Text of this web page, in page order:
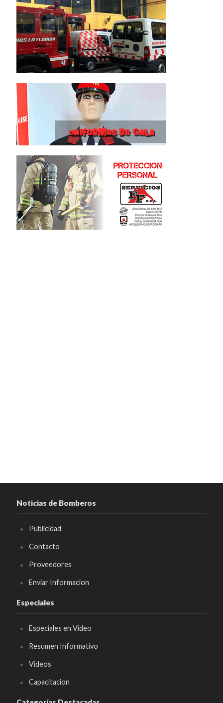
Noticias de Bomberos
Publicidad
Contacto
Proveedores
Enviar Informacion
Especiales
Especiales en Video
Resumen Informativo
Videos
Capacitacion